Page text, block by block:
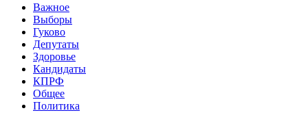
Важное
Выборы
Гуково
Депутаты
Здоровье
Кандидаты
КПРФ
Общее
Политика